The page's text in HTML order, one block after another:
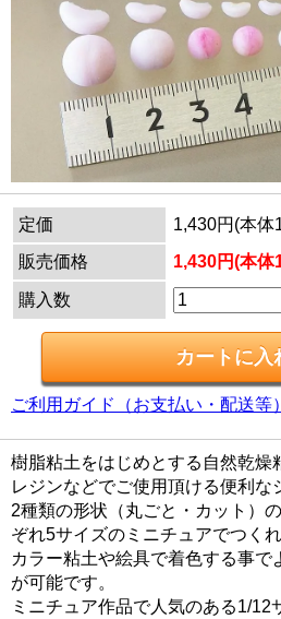
定価
1,430円(本体
販売価格
1,430円(本体
購入数
ご利用ガイド（お支払い・配送等）
樹脂粘土をはじめとする自然乾燥
レジンなどでご使用頂ける便利な
2種類の形状（丸ごと・カット）
ぞれ5サイズのミニチュアでつくれ
カラー粘土や絵具で着色する事で
が可能です。
ミニチュア作品で人気のある1/12